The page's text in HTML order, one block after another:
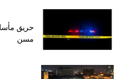
حريق
مسن